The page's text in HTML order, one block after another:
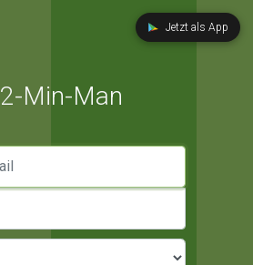
Jetzt als App
2-Min-Man